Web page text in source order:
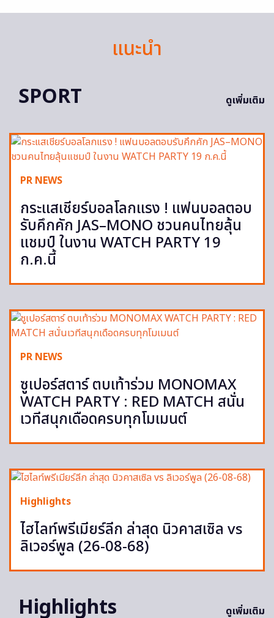
แนะนำ
SPORT
ดูเพิ่มเติม
PR NEWS
กระแสเชียร์บอลโลกแรง ! แฟนบอลตอบ
รับคึกคัก JAS–MONO ชวนคนไทยลุ้น
แชมป์ ในงาน WATCH PARTY 19
ก.ค.นี้
PR NEWS
ซูเปอร์สตาร์ ตบเท้าร่วม MONOMAX
WATCH PARTY : RED MATCH สนั่น
เวทีสนุกเดือดครบทุกโมเมนต์
Highlights
ไฮไลท์พรีเมียร์ลีก ล่าสุด นิวคาสเซิล vs
ลิเวอร์พูล (26-08-68)
Highlights ดูเพิ่มเติม